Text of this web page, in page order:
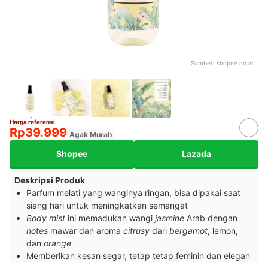
Sumber: shopee.co.id
Harga referensi
Rp39.999 Agak Murah
Shopee Lazada
Deskripsi Produk
Parfum melati yang wanginya ringan, bisa dipakai saat
siang hari untuk meningkatkan semangat
Body mist ini memadukan wangi jasmine Arab dengan
notes mawar dan aroma citrusy dari bergamot, lemon,
dan orange
Memberikan kesan segar, tetap tetap feminin dan elegan